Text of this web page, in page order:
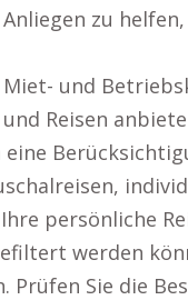
zu
und
Reisen
persönliche
werden
Prüfen Sie die